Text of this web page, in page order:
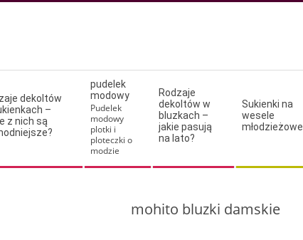
dekoltów
–
z nich są
pudelek
modowy
Pudelek
modowy
plotki i
ploteczki o
modzie
Rodzaje
dekoltów w
bluzkach –
jakie pasują
na lato?
Sukienki na
wesele
młodzieżowe
mohito bluzki damskie